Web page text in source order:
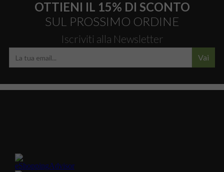
OTTIENI IL 15% DI SCONTO
SUL PROSSIMO ORDINE
Iscriviti alla Newsletter
Vai